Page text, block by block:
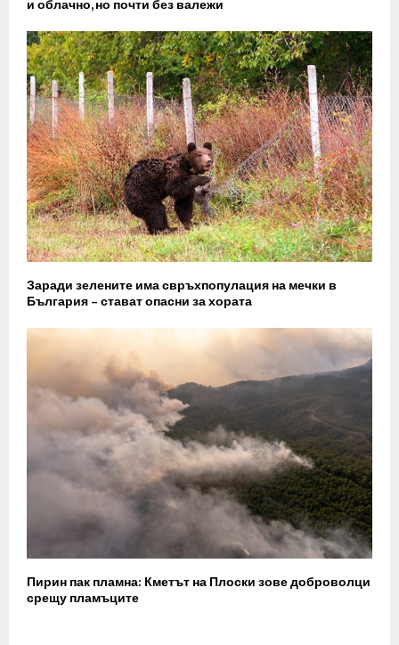
и облачно, но почти без валежи
Заради зелените има свръхпопулация на мечки в
България – стават опасни за хората
Пирин пак пламна: Кметът на Плоски зове доброволци
срещу пламъците